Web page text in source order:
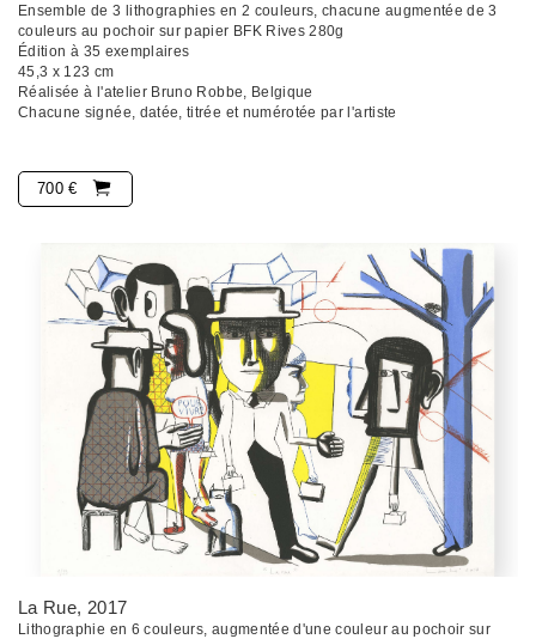
Ensemble de 3 lithographies en 2 couleurs, chacune augmentée de 3
couleurs au pochoir sur papier BFK Rives 280g
Édition à 35 exemplaires
45,3 x 123 cm
Réalisée à l'atelier Bruno Robbe, Belgique
Chacune signée, datée, titrée et numérotée par l'artiste
700 €
La Rue, 2017
Lithographie en 6 couleurs, augmentée d'une couleur au pochoir sur